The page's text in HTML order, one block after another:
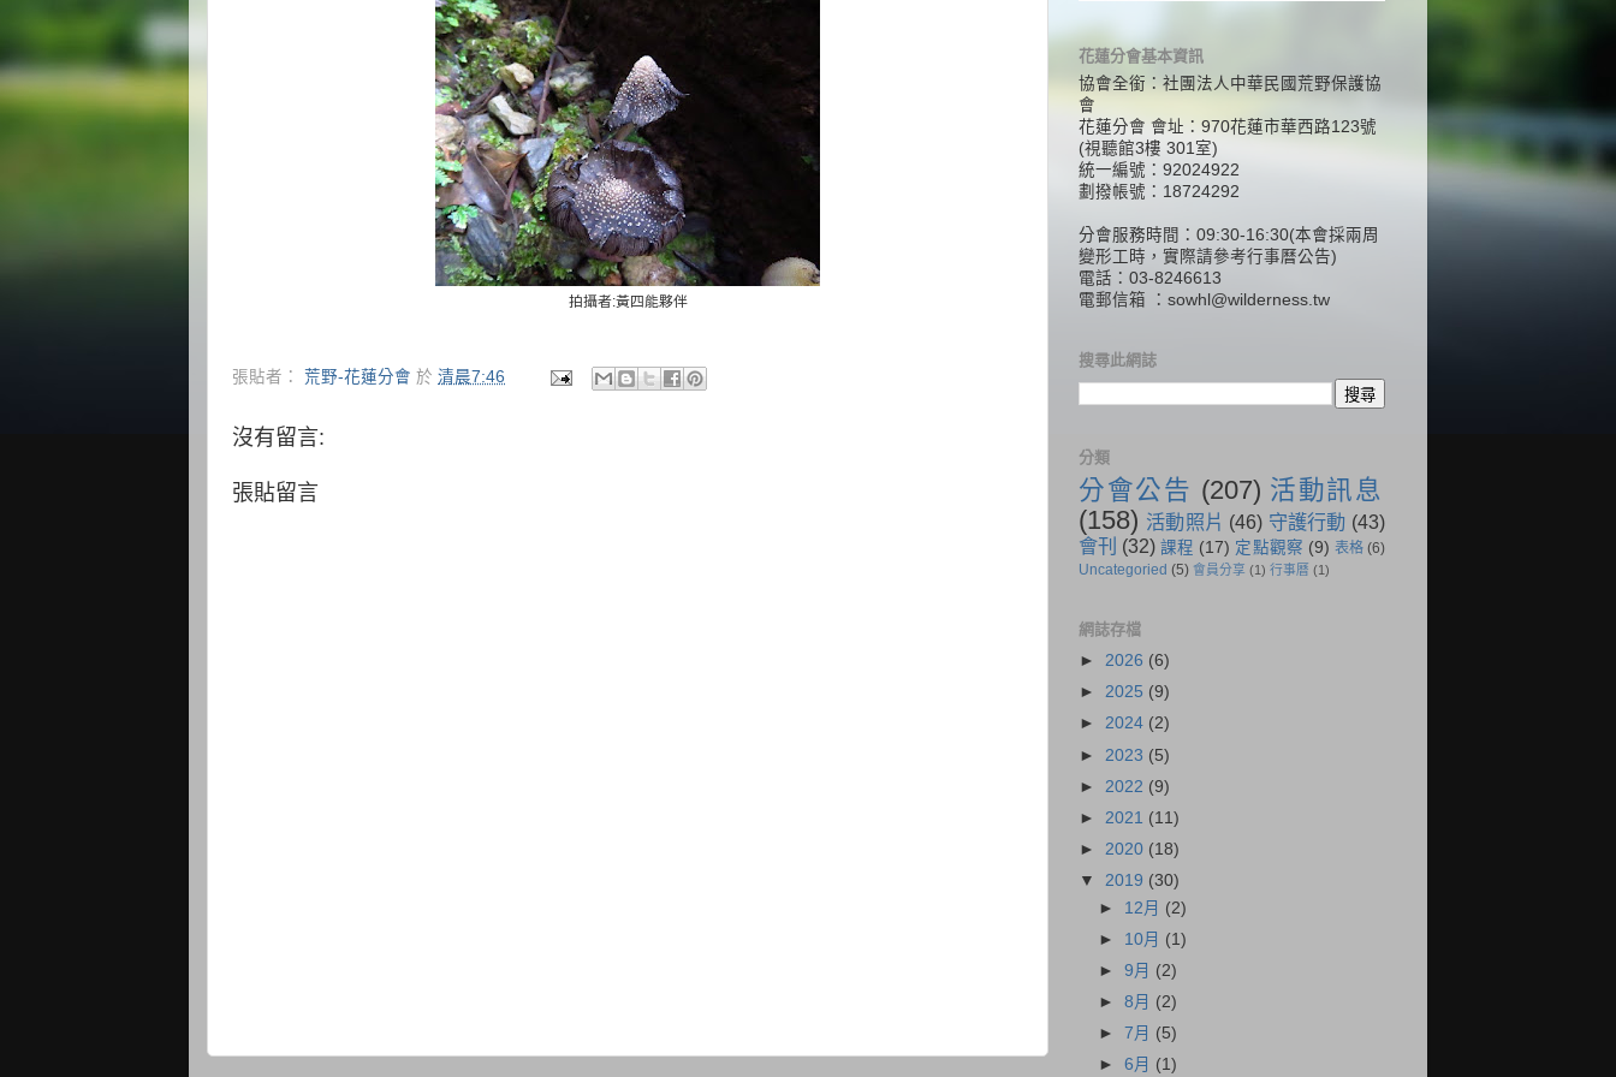
拍攝者:黃四能夥伴
張貼者： 荒野-花蓮分會 於 清晨7:46
沒有留言:
張貼留言
花蓮分會基本資訊
協會全銜：社團法人中華民國荒野保護協
會
花蓮分會 會址：970花蓮市華西路123號
(視聽館3樓 301室)
統一編號：92024922
劃撥帳號：18724292
分會服務時間：09:30-16:30(本會採兩周
變形工時，實際請參考行事曆公告)
電話：03-8246613
電郵信箱 ： sowhl@wilderness.tw
搜尋此網誌
分類
分會公告 (207) 活動訊息
(158) 活動照片 (46) 守護行動 (43)
會刊 (32) 課程 (17) 定點觀察 (9) 表格 (6)
Uncategoried (5) 會員分享 (1) 行事曆 (1)
網誌存檔
► 2026 (6)
► 2025 (9)
► 2024 (2)
► 2023 (5)
► 2022 (9)
► 2021 (11)
► 2020 (18)
▼ 2019 (30)
► 12月 (2)
► 10月 (1)
►9月 (2)
►8月 (2)
►7月 (5)
►6月 (1)